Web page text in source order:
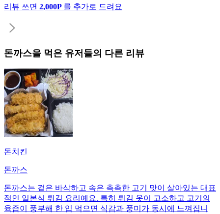
리뷰 쓰면 2,000P 를 추가로 드려요
돈까스을 먹은 유저들의 다른 리뷰
돈치킨
돈까스
돈까스는 겉은 바삭하고 속은 촉촉한 고기 맛이 살아있는 대표
적인 일본식 튀김 요리예요. 특히 튀김 옷이 고소하고 고기의
육즙이 풍부해 한 입 먹으면 식감과 풍미가 동시에 느껴집니